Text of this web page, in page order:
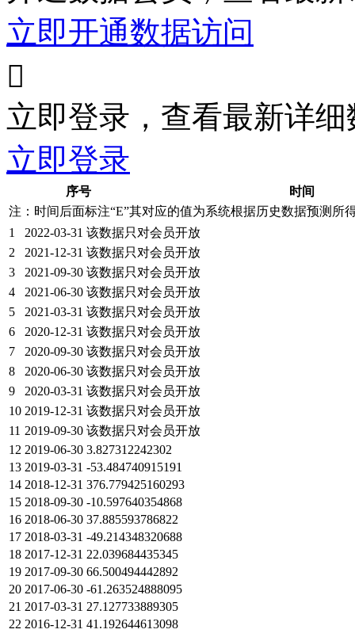
立即开通数据访问

立即登录，查看最新详细
立即登录
序号
时间
注：时间后面标注“E”其对应的值为系统根据历史数据预测所
1
2022-03-31 该数据只对会员开放
2
2021-12-31 该数据只对会员开放
3
2021-09-30 该数据只对会员开放
4
2021-06-30 该数据只对会员开放
5
2021-03-31 该数据只对会员开放
6
2020-12-31 该数据只对会员开放
7
2020-09-30 该数据只对会员开放
8
2020-06-30 该数据只对会员开放
9
2020-03-31 该数据只对会员开放
10 2019-12-31 该数据只对会员开放
11 2019-09-30 该数据只对会员开放
12 2019-06-30 3.827312242302
13 2019-03-31 -53.484740915191
14 2018-12-31 376.779425160293
15 2018-09-30 -10.597640354868
16 2018-06-30 37.885593786822
17 2018-03-31 -49.214348320688
18 2017-12-31 22.039684435345
19 2017-09-30 66.500494442892
20 2017-06-30 -61.263524888095
21 2017-03-31 27.127733889305
22 2016-12-31 41.192644613098